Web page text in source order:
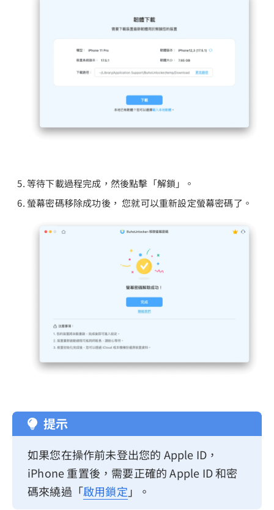
等待下載過程完成，然後點擊「解鎖」。
螢幕密碼移除成功後， 您就可以重新設定螢幕密碼了。
提示
如果您在操作前未登出您的 Apple ID，
iPhone 重置後，需要正確的 Apple ID 和密
碼來繞過「啟用鎖定 」。